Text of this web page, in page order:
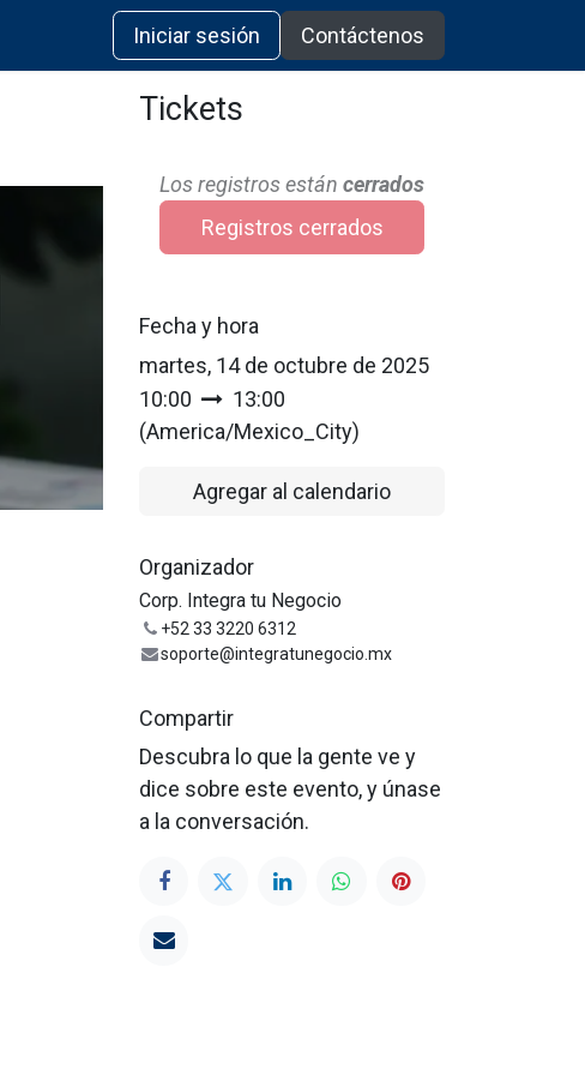
Iniciar sesión Contáctenos
Tickets
Los registros están cerrados
Registros cerrados
Fecha y hora
martes, 14 de octubre de 2025
10:00
13:00
(America/Mexico_City)
Agregar al calendario
Organizador
Corp. Integra tu Negocio
+52 33 3220 6312
soporte@integratunegocio.mx
Compartir
Descubra lo que la gente ve y
dice sobre este evento, y únase
a la conversación.